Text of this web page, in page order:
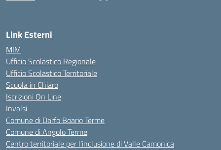
Link Esterni
MIM
Ufficio Scolastico Regionale
Ufficio Scolastico Territoriale
Scuola in Chiaro
Iscrizioni On Line
Invalsi
Comune di Darfo Boario Terme
Comune di Angolo Terme
Centro territoriale per l’inclusione di Valle Camonica